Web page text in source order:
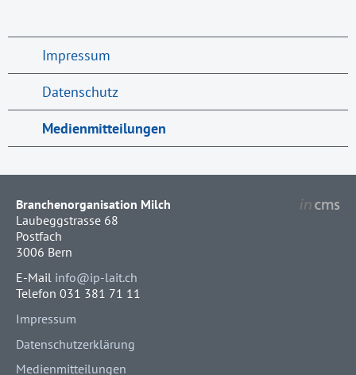
Impressum
Datenschutz
Medienmitteilungen
Branchenorganisation Milch
Laubeggstrasse 68
Postfach
3006 Bern
E-Mail info@ip-lait.ch
Telefon 031 381 71 11
Impressum
Datenschutzerklärung
Medienmitteilungen